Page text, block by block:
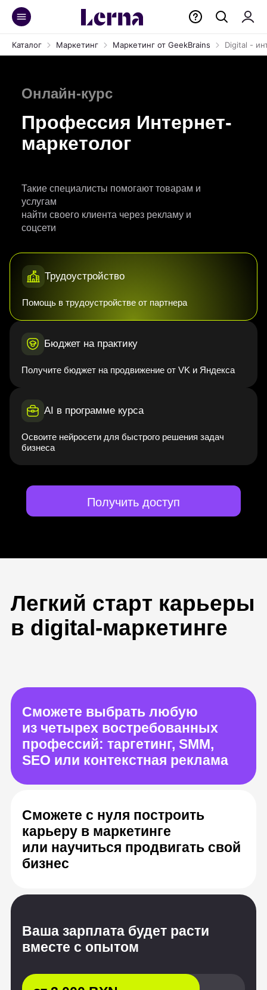
Каталог Маркетинг Маркетинг от GeekBrains Digital -
Онлайн-курс
Профессия Интернет-
маркетолог
Такие специалисты помогают товарам и
услугам
найти своего клиента через рекламу и
соцсети
Трудоустройство
Помощь в трудоустройстве от партнера
Бюджет на практику
Получите бюджет на продвижение от VK и Яндекса
AI в программе курса
Освоите нейросети для быстрого решения задач
бизнеса
Получить доступ
Ваша зарплата будет расти
вместе с опытом
от 3 000 BYN
Middle, опыт от 1 до 3 лет
от 10 200 BYN
Сможете выбрать любую
из четырех востребованных
Сможете с нуля построить
карьеру в маркетинге
или научиться продвигать свой
бизнес